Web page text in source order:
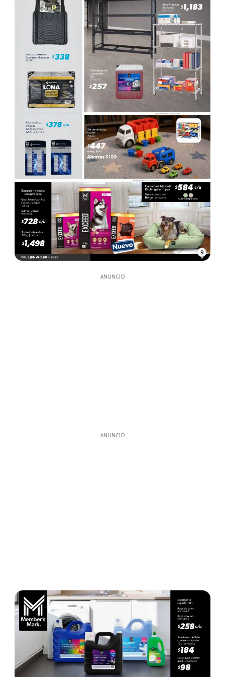
9
ANUNCIO
ANUNCIO